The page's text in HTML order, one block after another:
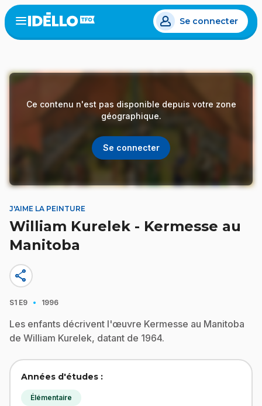
Aller
au
contenu
Open
menu
Se connecter
Ce contenu n'est pas disponible depuis votre zone
géographique.
Se connecter
J'AIME LA PEINTURE
William Kurelek - Kermesse au
Manitoba
share
S1 E9 · 1996
Les enfants décrivent l'œuvre Kermesse au Manitoba
de William Kurelek, datant de 1964.
Années d'études :
Élémentaire